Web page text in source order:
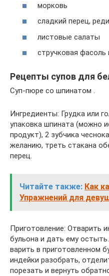
морковь
сладкий перец,
листовые салаты
стручковая фасоль
Рецепты супов для
Суп-пюре со шпинатом .
Ингредиенты: Грудка или
упаковка шпината (можно
продукт), 2 зубчика
желанию, треть стакана
перец.
Читайте также: Как
Упражнений для
Приготовление: Отварить
бульона и дать ему
варить в приготовленном
индейки разобрать,
порезать и вернуть